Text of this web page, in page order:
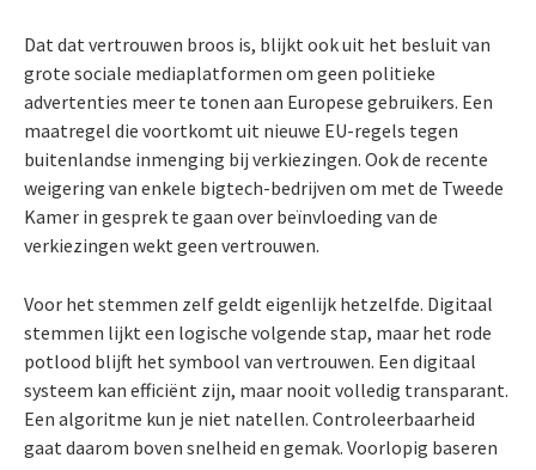
Dat dat vertrouwen broos is, blijkt ook uit het besluit van
grote sociale mediaplatformen om geen politieke
advertenties meer te tonen aan Europese gebruikers. Een
maatregel die voortkomt uit nieuwe EU-regels tegen
buitenlandse inmenging bij verkiezingen. Ook de recente
weigering van enkele bigtech-bedrijven om met de Tweede
Kamer in gesprek te gaan over beïnvloeding van de
verkiezingen wekt geen vertrouwen.
Voor het stemmen zelf geldt eigenlijk hetzelfde. Digitaal
stemmen lijkt een logische volgende stap, maar het rode
potlood blijft het symbool van vertrouwen. Een digitaal
systeem kan efficiënt zijn, maar nooit volledig transparant.
Een algoritme kun je niet natellen. Controleerbaarheid
gaat daarom boven snelheid en gemak. Voorlopig baseren